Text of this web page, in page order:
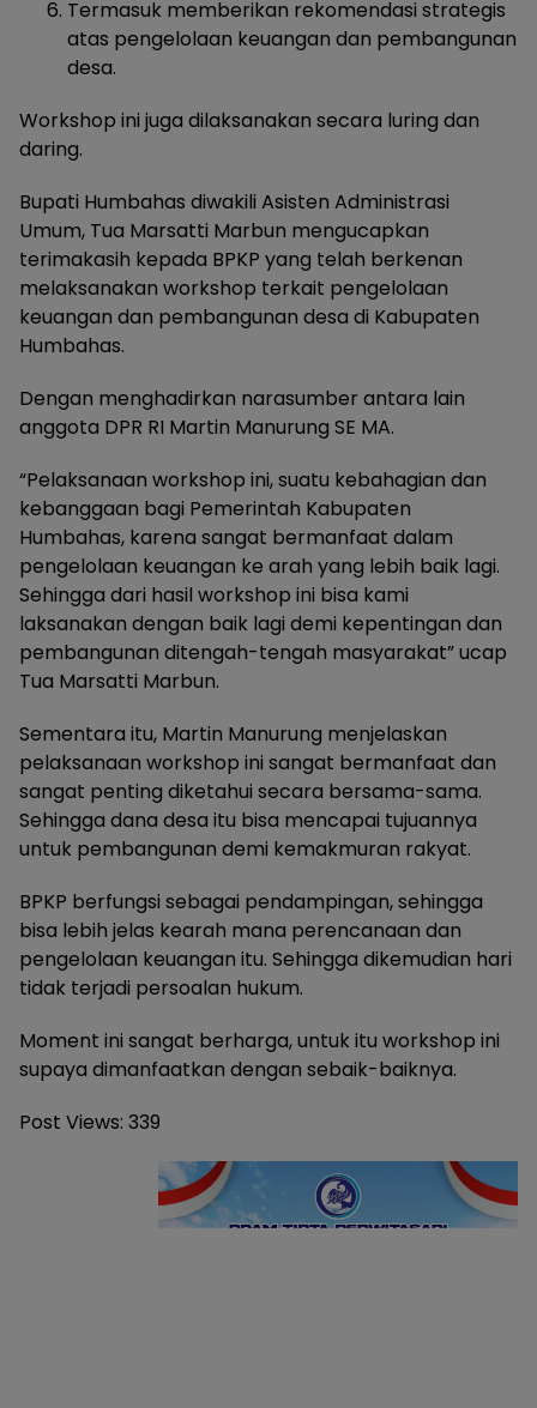
Termasuk memberikan rekomendasi strategis
atas pengelolaan keuangan dan pembangunan
desa.
Workshop ini juga dilaksanakan secara luring dan
daring.
Bupati Humbahas diwakili Asisten Administrasi
Umum, Tua Marsatti Marbun mengucapkan
terimakasih kepada BPKP yang telah berkenan
melaksanakan workshop terkait pengelolaan
keuangan dan pembangunan desa di Kabupaten
Humbahas.
Dengan menghadirkan narasumber antara lain
anggota DPR RI Martin Manurung SE MA.
“Pelaksanaan workshop ini, suatu kebahagian dan
kebanggaan bagi Pemerintah Kabupaten
Humbahas, karena sangat bermanfaat dalam
pengelolaan keuangan ke arah yang lebih baik lagi.
Sehingga dari hasil workshop ini bisa kami
laksanakan dengan baik lagi demi kepentingan dan
pembangunan ditengah-tengah masyarakat” ucap
Tua Marsatti Marbun.
Sementara itu, Martin Manurung menjelaskan
pelaksanaan workshop ini sangat bermanfaat dan
sangat penting diketahui secara bersama-sama.
Sehingga dana desa itu bisa mencapai tujuannya
untuk pembangunan demi kemakmuran rakyat.
BPKP berfungsi sebagai pendampingan, sehingga
bisa lebih jelas kearah mana perencanaan dan
pengelolaan keuangan itu. Sehingga dikemudian hari
tidak terjadi persoalan hukum.
Moment ini sangat berharga, untuk itu workshop ini
supaya dimanfaatkan dengan sebaik-baiknya.
Post Views: 339